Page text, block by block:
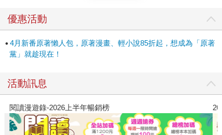
優惠活動
4月新番原著懶人包，原著漫畫、輕小說85折起，想成為「原著
黨」就趁現在！
活動訊息
閱讀漫遊錄-2026上半年暢銷榜